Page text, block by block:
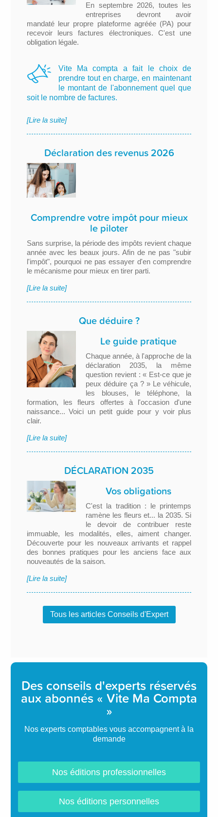
En septembre 2026, toutes les
entreprises devront avoir
mandaté leur propre plateforme agréée (PA) pour
recevoir leurs factures électroniques. C'est une
obligation légale.
Vite Ma compta a fait le choix de
prendre tout en charge, en maintenant
le montant de l'abonnement quel que
soit le nombre de factures.
[Lire la suite]
Déclaration des revenus 2026
Comprendre votre impôt pour mieux
le piloter
Sans surprise, la période des impôts revient chaque
année avec les beaux jours. Afin de ne pas "subir
l'impôt", pourquoi ne pas essayer d'en comprendre
le mécanisme pour mieux en tirer parti.
[Lire la suite]
Que déduire ?
Le guide pratique
Chaque année, à l'approche de la
déclaration 2035, la même
question revient : « Est-ce que je
peux déduire ça ? » Le véhicule,
les blouses, le téléphone, la
formation, les fleurs offertes à l'occasion d'une
naissance... Voici un petit guide pour y voir plus
clair.
[Lire la suite]
DÉCLARATION 2035
Vos obligations
C'est la tradition : le printemps
ramène les fleurs et... la 2035. Si
le devoir de contribuer reste
immuable, les modalités, elles, aiment changer.
Découverte pour les nouveaux arrivants et rappel
des bonnes pratiques pour les anciens face aux
nouveautés de la saison.
[Lire la suite]
Tous les articles Conseils d'Expert
Des conseils d'experts réservés
aux abonnés « Vite Ma Compta
»
Nos experts comptables vous accompagnent à la
demande
Nos éditions professionnelles
Nos éditions personnelles